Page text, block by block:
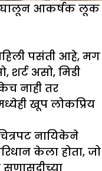
घालून आकर्षक लूक
पसंती आहे, मग
शर्ट असो, मिडी
नाही तर
खूप लोकप्रिय
नायिकेने
केला होता, जो
सणासुदीच्या